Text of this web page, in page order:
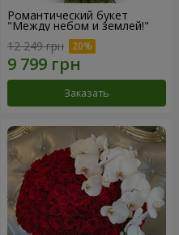
Романтический букет
"Между небом и землей!"
12 249 грн
Заказать